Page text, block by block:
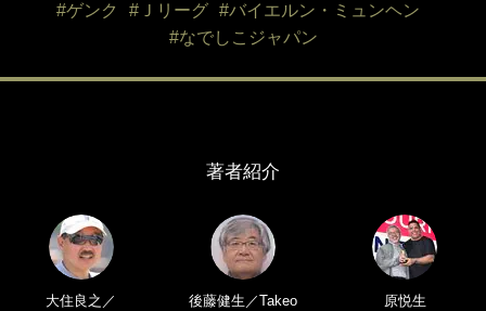
#ゲンク
#Ｊリーグ
#バイエルン・ミュンヘン
#なでしこジャパン
著者紹介
大住良之／
後藤健生／Takeo
原悦生